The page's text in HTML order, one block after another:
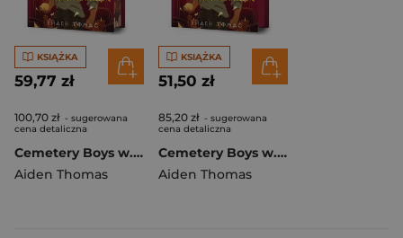
KSIĄŻKA
59,77 zł
100,70 zł - sugerowana
cena detaliczna
Cemetery Boys w.ukraińska (barwione brzegi)
Aiden Thomas
KSIĄŻKA
51,50 zł
85,20 zł - sugerowana
cena detaliczna
Cemetery Boys w.ukraińska
Aiden Thomas